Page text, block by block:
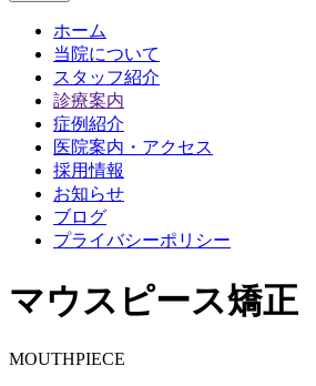
ホーム
当院について
スタッフ紹介
診療案内
症例紹介
医院案内・アクセス
採用情報
お知らせ
ブログ
プライバシーポリシー
マウスピース矯正
MOUTHPIECE